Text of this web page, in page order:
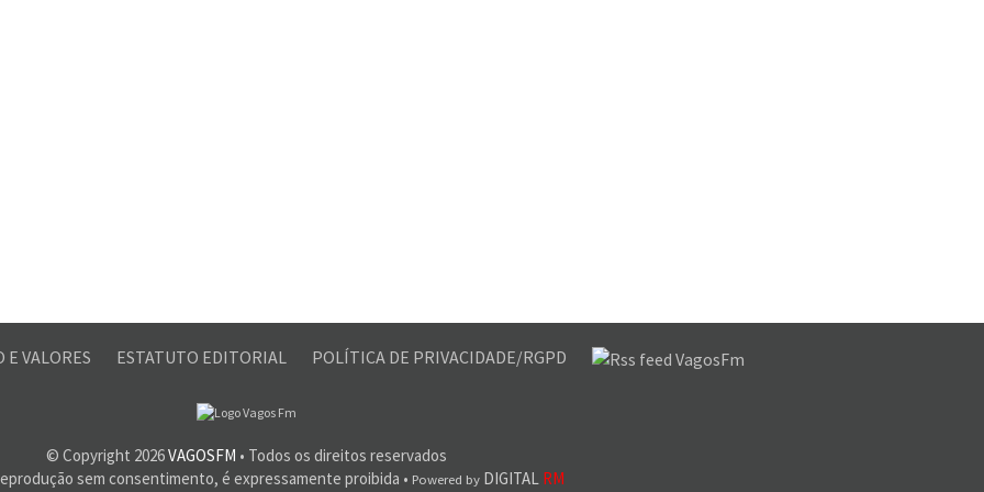
E VALORES ESTATUTO EDITORIAL POLÍTICA DE PRIVACIDADE/RGPD
© Copyright 2026VAGOSFM • Todos os direitos reservados
sem consentimento, é expressamente proibida • Powered byDIGITAL RM